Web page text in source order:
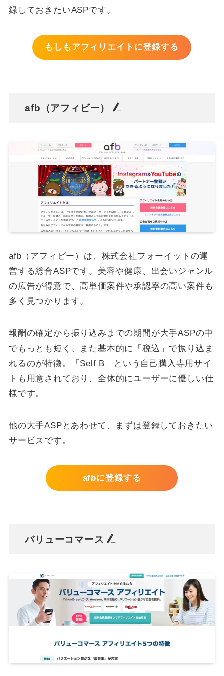
録しておきたいASPです。
もしもアフィリエイトに登録する
afb（アフィビー）
afb（アフィビー）は、株式会社フォーイットの運
営する総合ASPです。美容や健康、出会いジャンル
の広告が得意で、高単価案件や承認率の高い案件も
多く見つかります。
報酬の確定から振り込みまでの期間が大手ASPの中
でもっとも短く、また基本的に「税込」で振り込ま
れるのが特徴。「Self B」という自己購入専用サイ
トも用意されており、全体的にユーザーに優しい仕
様です。
他の大手ASPとあわせて、まずは登録しておきたい
サービスです。
afbに登録する
バリューコマース